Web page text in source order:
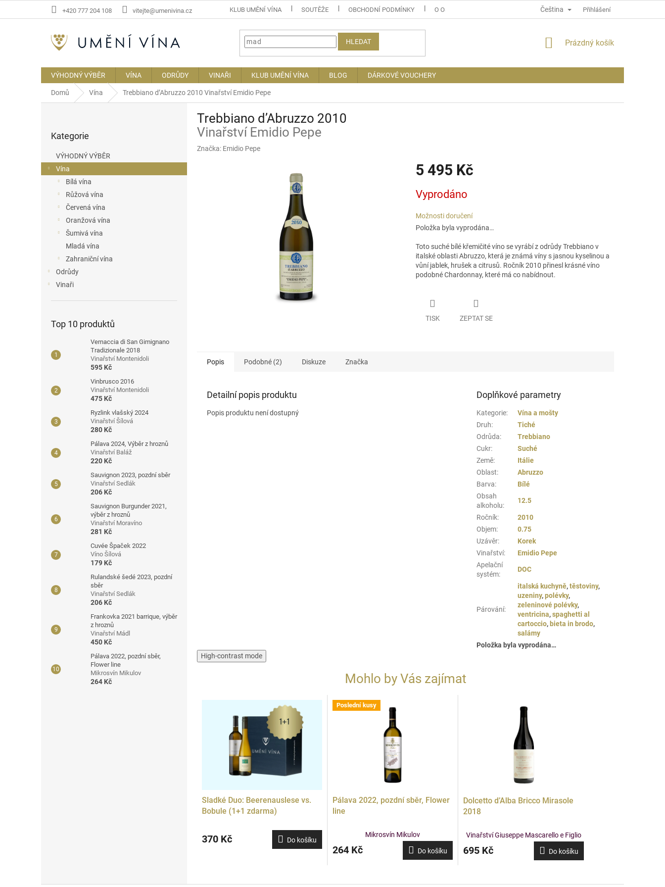
+420 777 204 108 vitejte@umenivina.cz KLUB UMĚNÍ VÍNA SOUTĚŽE OBCHODNÍ PODMÍNKY O OSOBNÍCH ÚDAJÍCH INFORMACE O WEBU
Čeština Přihlášení
HLEDAT
NÁKUPNÍ
Prázdný košík
VÝHODNÝ VÝBĚR VÍNA ODRŮDY VINAŘI KLUB UMĚNÍ VÍNA BLOG DÁRKOVÉ VOUCHERY
Domů Vína Trebbiano d’Abruzzo 2010 Vinařství Emidio Pepe
a
n
kategorie
Kategorie
VÝHODNÝ VÝBĚR
Vína
Bílá vína
Růžová vína
Červená vína
Oranžová vína
Šumivá vína
Mladá vína
Zahraniční vína
Odrůdy
Vinaři
Top 10 produktů
Vernaccia di San Gimignano
Tradizionale 2018
Vinařství Montenidoli
595 Kč
Vinbrusco 2016
Vinařství Montenidoli
475 Kč
Ryzlink vlašský 2024
Vinařství Šílová
280 Kč
Pálava 2024, Výběr z hroznů
Vinařství Baláž
220 Kč
Sauvignon 2023, pozdní sběr
Vinařství Sedlák
206 Kč
Sauvignon Burgunder 2021,
výběr z hroznů
Vinařství Moravíno
281 Kč
Cuvée Špaček 2022
Víno Šílová
179 Kč
Rulandské šedé 2023, pozdní
sběr
Vinařství Sedlák
206 Kč
Frankovka 2021 barrique, výběr
z hroznů
Vinařství Mádl
450 Kč
Pálava 2022, pozdní sběr,
Flower line
Mikrosvín Mikulov
264 Kč
Trebbiano d’Abruzzo 2010
Vinařství Emidio Pepe
Značka: Emidio Pepe
5 495 Kč
cena:
Vyprodáno
Možnosti doručení
Položka byla vyprodána…
Toto suché bílé křemičité víno se vyrábí z odrůdyTrebbiano v
italské oblastiAbruzzo, která je známá vínys jasnou kyselinou a
vůní jablek, hrušek a citrusů. Ročník 2010 přinesl krásné víno
podobné Chardonnay, které má co nabídnout.
TISK ZEPTAT SE
Popis Podobné (2) Diskuze Značka
Detailní popis produktu
Popis produktu není dostupný
Doplňkové parametry
Kategorie:
Vína a mošty
Druh:
Tiché
Odrůda:
Trebbiano
Cukr:
Suché
Země:
Itálie
Oblast:
Abruzzo
Barva:
Bílé
Obsah
alkoholu:
12.5
Ročník:
2010
Objem:
0.75
Uzávěr:
Korek
Vinařství:
Emidio Pepe
Apelační
systém:
DOC
Párování:
italská kuchyně,těstoviny,
uzeniny,polévky,
zeleninové polévky,
ventricina,spaghetti al
cartoccio, bieta in brodo,
salámy
Položka byla vyprodána…
High-contrast mode
Mohlo by Vás zajímat
Sladké Duo: Beerenauslese vs.
Bobule (1+1 zdarma)
370 Kč Do košíku
Poslední kusy
Pálava 2022, pozdní sběr, Flower
line
Mikrosvín Mikulov
264 Kč Do košíku
Dolcetto d’Alba Bricco Mirasole
2018
Vinařství Giuseppe Mascarello e Figlio
695 Kč Do košíku